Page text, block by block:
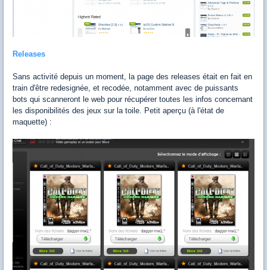
Releases
Sans activité depuis un moment, la page des releases était en fait en
train d'être redesignée, et recodée, notamment avec de puissants
bots qui scanneront le web pour récupérer toutes les infos concernant
les disponibilités des jeux sur la toile. Petit aperçu (à l'état de
maquette) :